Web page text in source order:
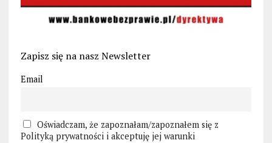
Zapisz się na nasz Newsletter
Email
Oświadczam, że zapoznałam/zapoznałem się z
Polityką prywatności i akceptuję jej warunki